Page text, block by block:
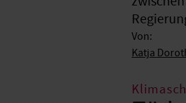
Von:
Katja